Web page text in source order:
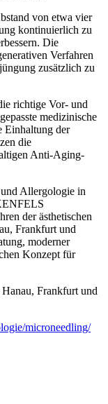
von etwa vier
kontinuierlich zu
Die
Verfahren
zusätzlich zu
richtige Vor- und
medizinische
Einhaltung der
die
Anti-Aging-
Allergologie in
der ästhetischen
Frankfurt und
moderner
Konzept für
Frankfurt und
microneedling/